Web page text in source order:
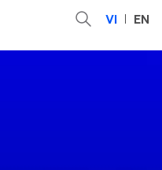
VI EN